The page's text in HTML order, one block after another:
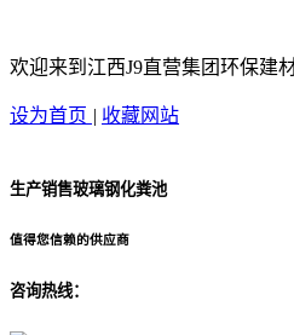
欢迎来到江西J9直营集团环保建
设为首页 | 收藏网站
生产销售玻璃钢化粪池
值得您信赖的供应商
咨询热线：